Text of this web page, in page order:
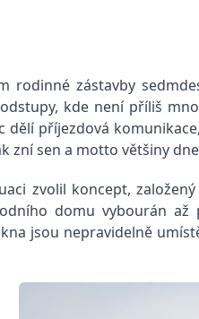
rodinné zástavby
kde není příliš
dělí příjezdová
zní sen a motto většiny
zvolil koncept,
domu vybourán
jsou nepravidelně